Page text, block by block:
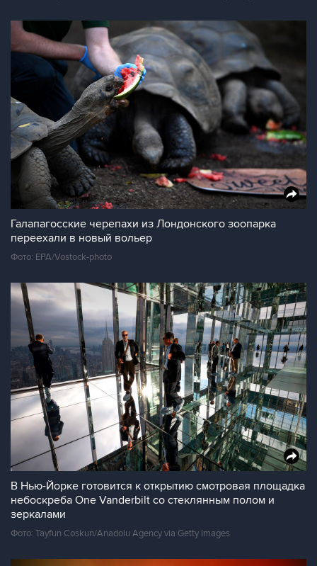
Галапагосские черепахи из Лондонского зоопарка
переехали в новый вольер
Фото: EPA/Vostock-photo
В Нью-Йорке готовится к открытию смотровая площадка
небоскреба One Vanderbilt со стеклянным полом и
зеркалами
Фото: Tayfun Coskun/Anadolu Agency via Getty Images